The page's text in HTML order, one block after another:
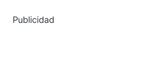
Publicidad